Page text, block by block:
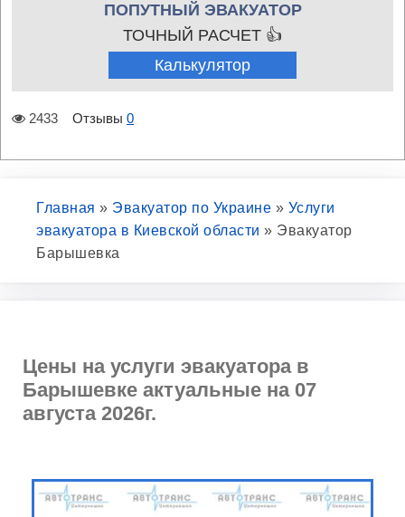
ПОПУТНЫЙ ЭВАКУАТОР
ТОЧНЫЙ РАСЧЕТ 👍
Калькулятор
2433 Отзывы 0
Главная » Эвакуатор по Украине » Услуги
эвакуатора в Киевской области » Эвакуатор
Барышевка
Цены на услуги эвакуатора в
Барышевке актуальные на 07
августа 2026г.